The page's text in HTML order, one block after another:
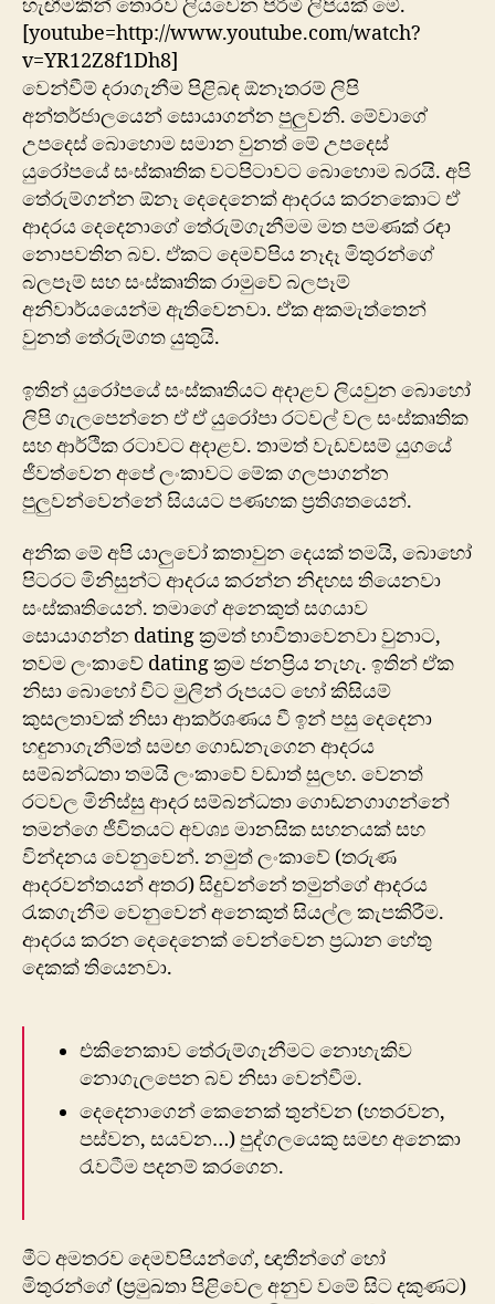
හැඟීමකින් තොරව ලියවෙන පිරිමි ලිපියක් මේ.
[youtube=http://www.youtube.com/watch?
v=YR12Z8f1Dh8]
වෙන්වීම් දරාගැනීම පිළිබඳ ඕනෑතරම් ලිපි
අන්තර්ජාලයෙන් සොයාගන්න පුලුවනි. මේවාගේ
උපදෙස් බොහොම සමාන වුනත් මේ උපදෙස්
යුරෝපයේ සංස්කෘතික වටපිටාවට බොහොම බරයි. අපි
තේරුම්ගන්න ඕනෑ දෙදෙනෙක් ආදරය කරනකොට ඒ
ආදරය දෙදෙනාගේ තේරුම්ගැනීමම මත පමණක් රඳා
නොපවතින බව. ඒකට දෙමව්පිය නෑදෑ මිතුරන්ගේ
බලපෑම් සහ සංස්කෘතික රාමුවේ බලපෑම්
අනිවාර්යයෙන්ම ඇතිවෙනවා. ඒක අකමැත්තෙන්
වුනත් තේරුම්ගත යුතුයි.
ඉතින් යුරෝපයේ සංස්කෘතියට අදාළව ලියවුන බොහෝ
ලිපි ගැලපෙන්නෙ ඒ ඒ යුරෝපා රටවල් වල සංස්කෘතික
සහ ආර්ථික රටාවට අදාළව. තාමත් වැඩවසම් යුගයේ
ජීවත්වෙන අපේ ලංකාවට මේක ගලපාගන්න
පුලුවන්වෙන්නේ සියයට පණහක ප්‍රතිශතයෙන්.
අනික මේ අපි යාලුවෝ කතාවුන දෙයක් තමයි, බොහෝ
පිටරට මිනිසුන්ට ආදරය කරන්න නිදහස තියෙනවා
සංස්කෘතියෙන්. තමාගේ අනෙකුත් සගයාව
සොයාගන්න dating ක්‍රමත් භාවිතාවෙනවා වුනාට,
තවම ලංකාවේ dating ක්‍රම ජනප්‍රිය නැහැ. ඉතින් ඒක
නිසා බොහෝ විට මුලින් රූපයට හෝ කිසියම්
කුසලතාවක් නිසා ආකර්ශණය වී ඉන් පසු දෙදෙනා
හඳුනාගැනීමත් සමඟ ගොඩනැගෙන ආදරය
සම්බන්ධතා තමයි ලංකාවේ වඩාත් සුලභ. වෙනත්
රටවල මිනිස්සු ආදර සම්බන්ධතා ගොඩනගාගන්නේ
තමන්ගෙ ජීවිතයට අවශ්‍ය මානසික සහනයක් සහ
වින්දනය වෙනුවෙන්. නමුත් ලංකාවේ (තරුණ
ආදරවන්තයන් අතර) සිදුවන්නේ තමුන්ගේ ආදරය
රැකගැනීම වෙනුවෙන් අනෙකුත් සියල්ල කැපකිරීම.
ආදරය කරන දෙදෙනෙක් වෙන්වෙන ප්‍රධාන හේතු
දෙකක් තියෙනවා.
එකිනෙකාව තේරුම්ගැනීමට නොහැකිව
නොගැලපෙන බව නිසා වෙන්වීම.
දෙදෙනාගෙන් කෙනෙක් තුන්වන (හතරවන,
පස්වන, සයවන…) පුද්ගලයෙකු සමඟ අනෙකා
රැවටීම පදනම් කරගෙන.
මීට අමතරව දෙමව්පියන්ගේ, ඥාතීන්ගේ හෝ
මිතුරන්ගේ (ප්‍රමුඛතා පිළිවෙල අනුව වමේ සිට දකුණට)